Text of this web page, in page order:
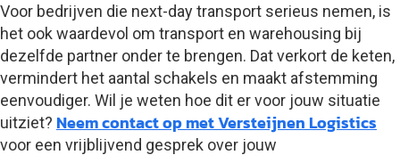
Voor bedrijven die next-day transport serieus nemen, is
het ook waardevol om transport en warehousing bij
dezelfde partner onder te brengen. Dat verkort de keten,
vermindert het aantal schakels en maakt afstemming
eenvoudiger. Wil je weten hoe dit er voor jouw situatie
uitziet? Neem contact op met Versteijnen Logistics
voor een vrijblijvend gesprek over jouw